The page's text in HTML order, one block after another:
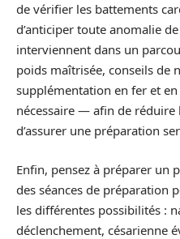
de vérifier les battements
d’anticiper toute anomalie
interviennent dans un
poids maîtrisée, conseils de
supplémentation en fer et
nécessaire — afin de
d’assurer une préparation
Enfin, pensez à préparer un
des séances de préparation
les différentes possibilités :
déclenchement, césarienne